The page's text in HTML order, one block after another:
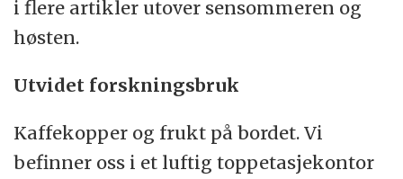
i flere artikler utover sensommeren og
høsten.
Utvidet forskningsbruk
Kaffekopper og frukt på bordet. Vi
befinner oss i et luftig toppetasjekontor